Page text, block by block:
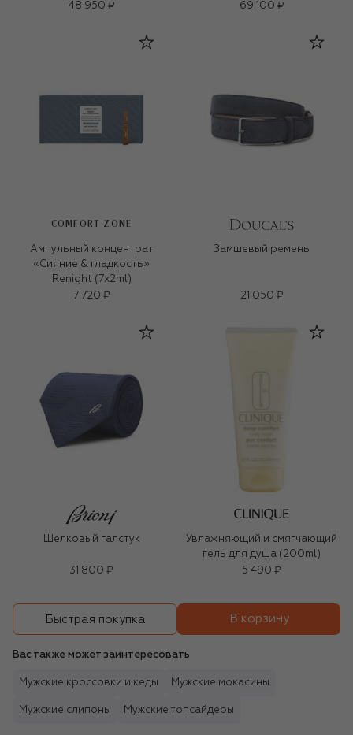
48 950 ₽
69 100 ₽
COMFORT ZONE
Ампульный концентрат
«Сияние & гладкость»
Renight (7х2ml)
7 720 ₽
Замшевый ремень
21 050 ₽
Шелковый галстук
31 800 ₽
Увлажняющий и смягчающий
гель для душа (200ml)
5 490 ₽
Быстрая покупка В корзину
Вас также может заинтересовать
Мужские кроссовки и кеды Мужские мокасины
Мужские слипоны Мужские топсайдеры